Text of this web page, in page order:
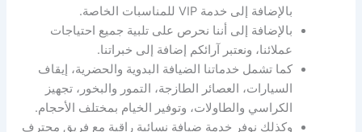
بالإضافة إلى خدمة VIP للمناسبات الخاصة.
بالإضافة إلى أننا نحرص على تلبية جميع احتياجات
عملائنا، ونعتبر آرائكم إضافة إلى خبراتنا.
كما تشمل خدماتنا الضيافة البدوية والحضرية، إيقاف
السيارات، العصائر الطازجة، التمور والبخور، تجهيز
الكراسي والطاولات، وتوفير الخيام بمختلف الأحجام.
وكذلك نوفر خدمة ضيافة نسائية راقية مع فريق محترف